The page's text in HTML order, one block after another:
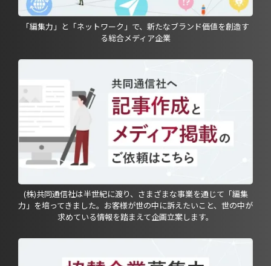
「編集力」と「ネットワーク」で、新たなブランド価値を創造す
る総合メディア企業
(株)共同通信社は半世紀に渡り、さまざまな事業を通じて「編集
力」を培ってきました。お客様が世の中に訴えたいこと、世の中が
求めている情報を踏まえて企画立案します。